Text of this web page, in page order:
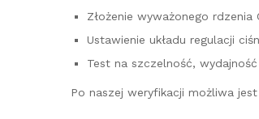
Złożenie wyważonego rdzenia
Ustawienie układu regulacji
Test na szczelność,
Po naszej weryfikacji możliwa